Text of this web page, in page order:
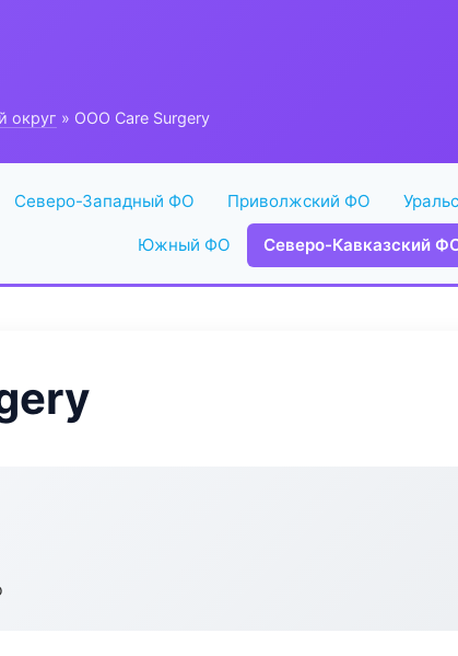
округ » ООО Care Surgery
Северо-Западный ФО Приволжский ФО
Южный ФО Северо-Кавказский